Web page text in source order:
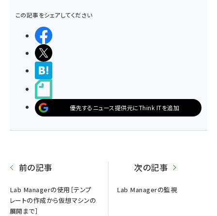
この記事をシェアしてください
優先するニュース提供元にThink ITを追加
前の記事
Lab Managerの使用［テンプ
レートの作成から仮想マシンの
展開まで］
次の記事
Lab Managerの監視